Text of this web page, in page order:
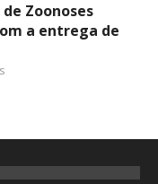
Zoonoses
a entrega de